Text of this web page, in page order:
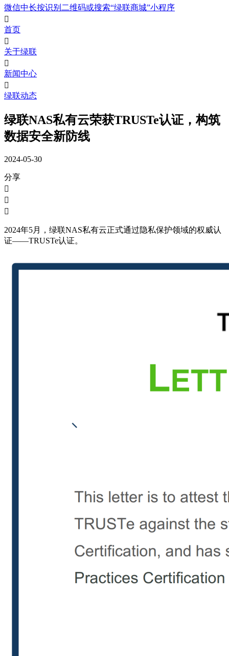
微信中长按识别二维码或搜索“绿联商城”小程序

首页

关于绿联

新闻中心

绿联动态
绿联NAS私有云荣获TRUSTe认证，构筑
数据安全新防线
2024-05-30
分享



2024年5月，绿联NAS私有云正式通过隐私保护领域的权威认
证——TRUSTe认证。